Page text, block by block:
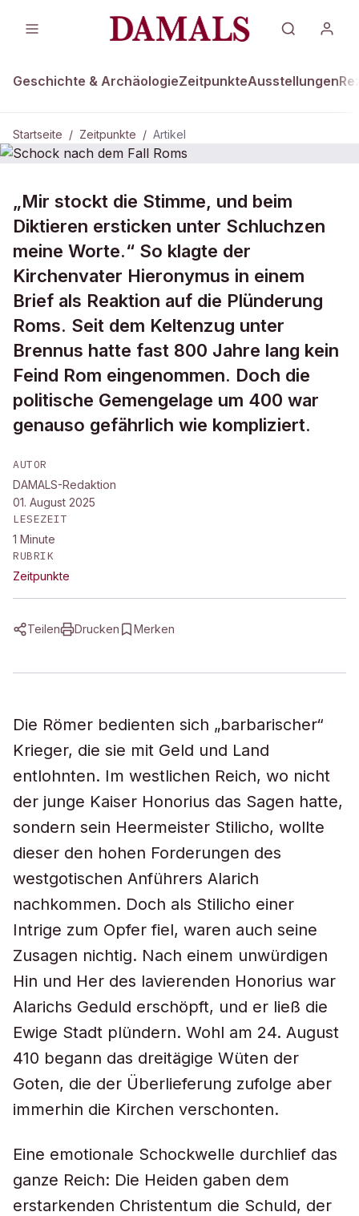
Geschichte & ArchäologieZeitpunkteAusstellungen
Startseite / Zeitpunkte / Artikel
Schock nach dem Fall Roms
„Mir stockt die Stimme, und beim
Diktieren ersticken unter Schluchzen
meine Worte.“ So klagte der
Kirchenvater Hieronymus in einem
Brief als Reaktion auf die Plünderung
Roms. Seit dem Keltenzug unter
Brennus hatte fast 800 Jahre lang kein
Feind Rom eingenommen. Doch die
politische Gemengelage um 400 war
genauso gefährlich wie kompliziert.
AUTOR
DAMALS-Redaktion
01. August 2025
LESEZEIT
1 Minute
RUBRIK
Zeitpunkte
Teilen Drucken Merken
Die Römer bedienten sich „barbarischer“
Krieger, die sie mit Geld und Land
entlohnten. Im westlichen Reich, wo nicht
der junge Kaiser Honorius das Sagen hatte,
sondern sein Heermeister Stilicho, wollte
dieser den hohen Forderungen des
westgotischen Anführers Alarich
nachkommen. Doch als Stilicho einer
Intrige zum Opfer fiel, waren auch seine
Zusagen nichtig. Nach einem unwürdigen
Hin und Her des lavierenden Honorius war
Alarichs Geduld erschöpft, und er ließ die
Ewige Stadt plündern. Wohl am 24. August
410 begann das dreitägige Wüten der
Goten, die der Überlieferung zufolge aber
immerhin die Kirchen verschonten.
Eine emotionale Schockwelle durchlief das
ganze Reich: Die Heiden gaben dem
erstarkenden Christentum die Schuld, der